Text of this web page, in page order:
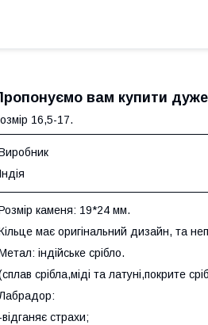
вам купити дуже
16,5-17.
каменя: 19*24 мм.
має оригінальний дизайн, та
індійське срібло.
срібла,міді та латуні,покрите
відганяє страхи;